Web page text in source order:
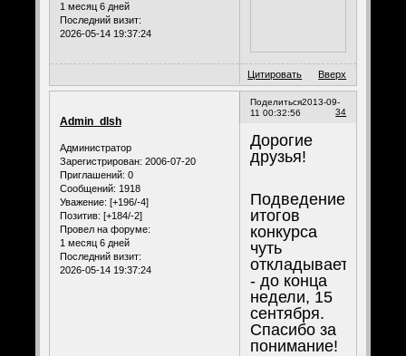
1 месяц 6 дней
Последний визит:
2026-05-14 19:37:24
Цитировать Вверх
Поделиться
34
2013-09-
11 00:32:56
Admin_dlsh
Администратор
Зарегистрирован: 2006-07-20
Приглашений: 0
Сообщений: 1918
Уважение: [+196/-4]
Позитив: [+184/-2]
Провел на форуме:
1 месяц 6 дней
Последний визит:
2026-05-14 19:37:24
Дорогие
друзья!
Подведение
итогов
конкурса
чуть
откладывается
- до конца
недели, 15
сентября.
Спасибо за
понимание!